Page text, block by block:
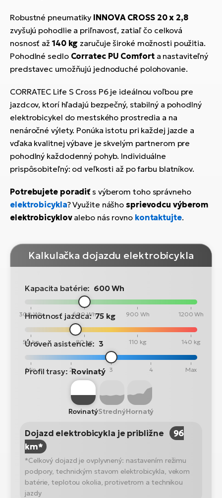
Robustné pneumatiky INNOVA CROSS 20 x 2,8
zvyšujú pohodlie a priľnavosť, zatiaľ čo celková
nosnosť až 140 kg zaručuje široké možnosti použitia.
Pohodlné sedlo Corratec PU Comforta nastaviteľný
predstavec umožňujú jednoduché polohovanie.
CORRATEC Life S Cross P6 je ideálnou voľbou pre
jazdcov, ktorí hľadajú bezpečný, stabilný a pohodlný
elektrobicykel do mestského prostredia a na
nenáročné výlety. Ponúka istotu pri každej jazde a
vďaka kvalitnej výbave je skvelým partnerom pre
pohodlný každodenný pohyb. Individuálne
prispôsobiteľný: od veľkosti až po farbu blatníkov.
Potrebujete poradiťs výberom toho správneho
elektrobicykla? Využite nášhosprievodcu výberom
elektrobicyklovalebo nás rovno kontaktujte.
Kalkulačka dojazdu elektrobicykla
Kapacita batérie: 600 Wh
300 Wh 600 Wh 900 Wh 1200 Wh
Hmotnosť jazdca: 75 kg
50 kg 80 kg 110 kg 140 kg
Úroveň asistencie: 3
Min 2 3 4 Max
Profil trasy: Rovinatý
RovinatýStrednýHornatý
Dojazd elektrobicykla je približne
96
km*
*Celkový dojazd je ovplyvnený: nastavením režimu
podpory, technickým stavom elektrobicykla, vekom
batérie, teplotou okolia, protivetrom a technikou
jazdy